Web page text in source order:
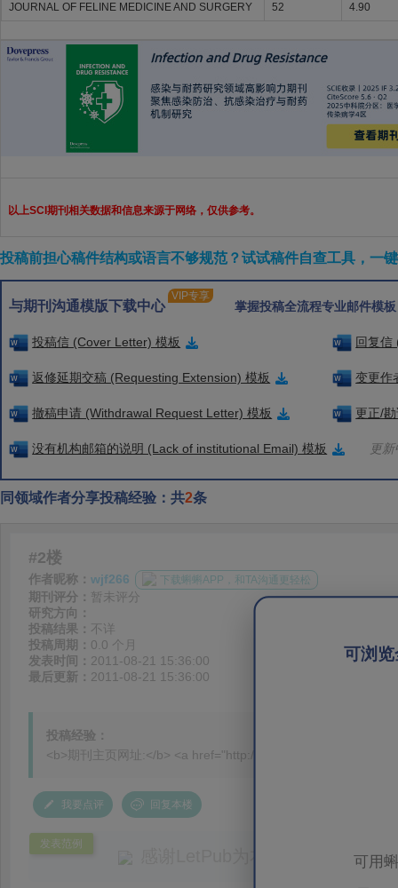
JOURNAL OF FELINE MEDICINE AND SURGERY 52 4.90
以上SCI期刊相关数据和信息来源于网络，仅供参考。
投稿前担心稿件结构或语言不够规范？试试稿件自查工具，一
与期刊沟通模版下载中心
VIP专享
掌握投稿全流程专业邮件模
投稿信 (Cover Letter) 模板 回复信
返修延期交稿 (Requesting Extension) 模板 变更作
撤稿申请 (Withdrawal Request Letter) 模板 更正/
没有机构邮箱的说明 (Lack of institutional Email) 模板 更
同领域作者分享投稿经验：共2条
可浏
可用
#2楼
作者昵称： wjf266 下载蝌蝌APP，和TA沟通更轻松
期刊评分： 暂未评分
研究方向：
投稿结果： 不详
投稿周期： 0.0 个月
发表时间： 2011-08-21 15:36:00
最后更新： 2011-08-21 15:36:00
投稿经验：
<b>期刊主页网址:</b> <a href="http://www.labanimal.com/
我要点评 回复本楼
发表范例
感谢LetPub为本论文提供专业